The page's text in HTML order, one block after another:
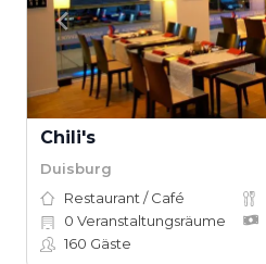
Chili's
Duisburg
Restaurant / Café
0 Veranstaltungsräume
160 Gäste